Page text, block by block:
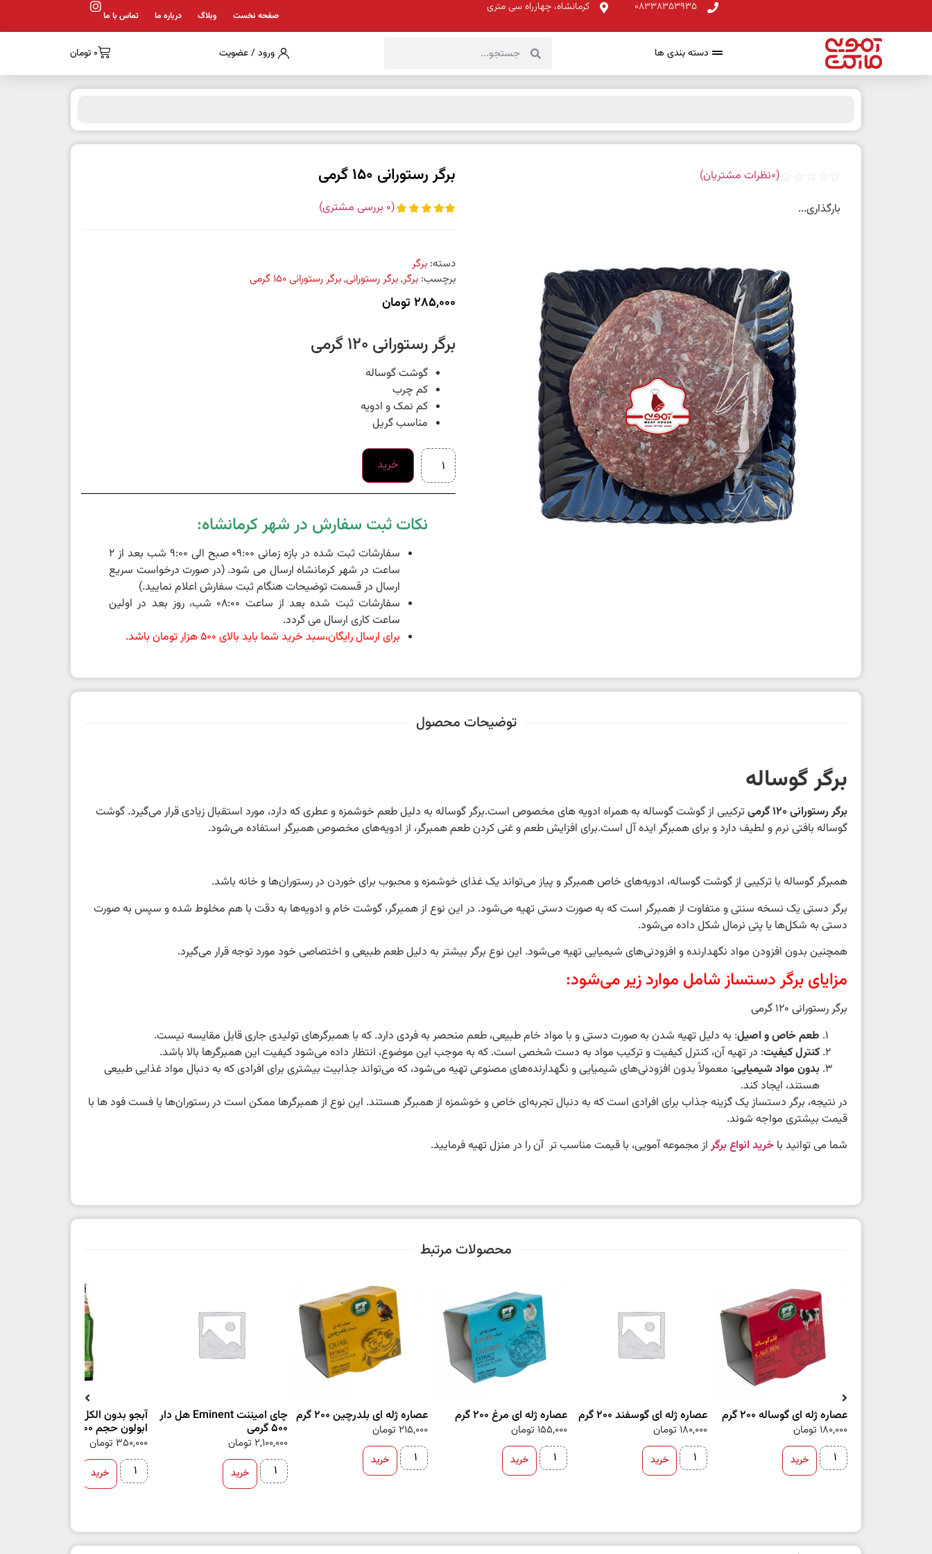
08338353935 کرمانشاه، چهارراه سی متری
صفحه نخست وبلاگ درباره ما تماس با ما
دسته بندی ها ورود / عضویت 0 تومان
(
0نظرات مشتریان)
بارگذاری...
برگر رستورانی 150 گرمی
(
0 بررسی مشتری)
دسته: برگر
برچسب: برگر,برگر رستورانی,برگر رستورانی 150 گرمی
285,000 تومان
برگر رستورانی 120 گرمی
گوشت گوساله
کم چرب
کم نمک و ادویه
مناسب گریل
خرید
نکات ثبت سفارش در شهر کرمانشاه:
سفارشات ثبت شده در بازه زمانی 09:00 صبح الی 9:00 شب بعد از 2
ساعت در شهر کرمانشاه ارسال می شود. (در صورت درخواست سریع
ارسال در قسمت توضیحات هنگام ثبت سفارش اعلام نمایید.)
سفارشات ثبت شده بعد از ساعت 08:00 شب، روز بعد در اولین
ساعت کاری ارسال می گردد.
برای ارسال رایگان،سبد خرید شما باید بالای 500 هزار تومان باشد.
توضیحات محصول
برگر گوساله
برگر رستورانی 120 گرمی
ترکیبی از گوشت گوساله به همراه ادویه های مخصوص است.برگر گوساله به دلیل طعم خوشمزه و عطری که دارد، مورد استقبال زیادی قرار می‌گیرد. گوشت
گوساله بافتی نرم و لطیف دارد و برای همبرگر ایده آل است.برای افزایش طعم و غنی کردن طعم همبرگر، از ادویه‌های مخصوص همبرگر استفاده می‌شود.
همبرگر گوساله با ترکیبی از گوشت گوساله، ادویه‌های خاص همبرگر و پیاز می‌تواند یک غذای خوشمزه و محبوب برای خوردن در رستوران‌ها و خانه باشد.
برگر دستی یک نسخه سنتی و متفاوت از همبرگر است که به صورت دستی تهیه می‌شود. در این نوع از همبرگر، گوشت خام و ادویه‌ها به دقت با هم مخلوط شده و سپس به صورت
دستی به شکل‌ها یا پتی نرمال شکل داده می‌شود.
همچنین بدون افزودن مواد نگهدارنده و افزودنی‌های شیمیایی تهیه می‌شود. این نوع برگر بیشتر به دلیل طعم طبیعی و اختصاصی خود مورد توجه قرار می‌گیرد.
مزایای برگر دستساز شامل موارد زیر می‌شود:
برگر رستورانی 120 گرمی
طعم خاص و اصیل: به دلیل تهیه شدن به صورت دستی و با مواد خام طبیعی، طعم منحصر به فردی دارد. که با همبرگرهای تولیدی جاری قابل مقایسه نیست.
کنترل کیفیت: در تهیه آن، کنترل کیفیت و ترکیب مواد به دست شخصی است. که به موجب این موضوع، انتظار داده می‌شود کیفیت این همبرگرها بالا باشد.
بدون مواد شیمیایی: معمولاً بدون افزودنی‌های شیمیایی و نگهدارنده‌های مصنوعی تهیه می‌شود، که می‌تواند جذابیت بیشتری برای افرادی که به دنبال مواد غذایی طبیعی
هستند، ایجاد کند.
در نتیجه، برگر دستساز یک گزینه جذاب برای افرادی است که به دنبال تجربه‌ای خاص و خوشمزه از همبرگر هستند. این نوع از همبرگرها ممکن است در رستوران‌ها یا فست فود ها با
قیمت بیشتری مواجه شوند.
شما می توانید با خرید انواع برگراز مجموعه آمویی، با قیمت مناسب تر آن را در منزل تهیه فرمایید.
محصولات مرتبط
عصاره ژله ای گوساله 200 گرم
180,000 تومان
خرید
عصاره ژله ای گوسفند 200 گرم
180,000 تومان
خرید
عصاره ژله ای مرغ 200 گرم
155,000 تومان
خرید
عصاره ژله ای بلدرچین 200 گرم
215,000 تومان
خرید
چای امیننت Eminent هل دار
500 گرمی
2,100,000 تومان
خرید
آبجو بدون الکل اصل اوکراین
ابولون حجم ۵۰۰ میلی لیتر
350,000 تومان
خرید